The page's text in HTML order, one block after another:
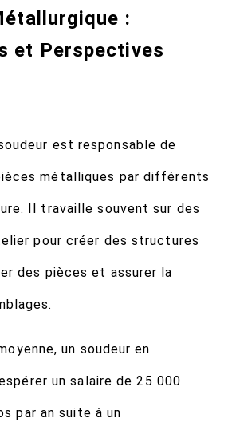
:
et Perspectives
est responsable de
métalliques par différents
Il travaille souvent sur des
pour créer des structures
des pièces et assurer la
un soudeur en
un salaire de 25 000
par an suite à un